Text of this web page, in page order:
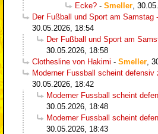
Ecke? - Smeller
Der Fußball und Sport am Samstag
30.05.2026, 18:54
Der Fußball und Sport am
30.05.2026, 18:58
Clothesline von Hakimi - Smeller
Moderner Fussball scheint defensiv
30.05.2026, 18:42
Moderner Fussball scheint
30.05.2026, 18:48
Moderner Fussball scheint
30.05.2026, 18:43